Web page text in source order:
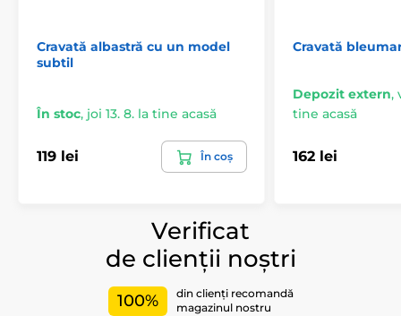
Cravată albastră cu un model
subtil
În stoc, joi 13. 8. la tine acasă
119 lei În coș
Cravată
Depozit extern,
tine acasă
162 lei
Verificat
de clienții noștri
100%
din clienți recomandă
magazinul nostru